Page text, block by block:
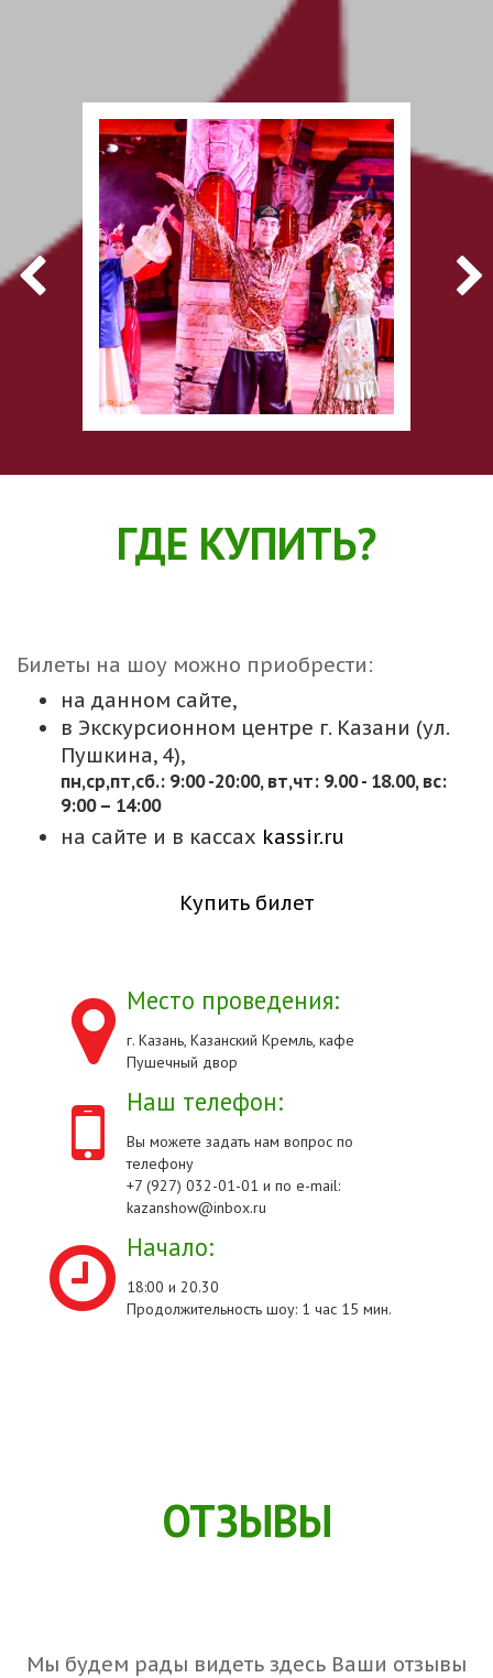
ГДЕ КУПИТЬ?
Билеты на шоу можно приобрести:
на данном сайте,
в Экскурсионном центре г. Казани (ул.
Пушкина, 4),
пн,cр,пт,сб.: 9:00 -20:00, вт,чт: 9.00 - 18.00, вс:
9:00 – 14:00
на сайте и в кассах kassir.ru
Купить билет
Место проведения:
г. Казань, Казанский Кремль, кафе
Пушечный двор
Наш телефон:
Вы можете задать нам вопрос по
телефону
+7 (927) 032-01-01 и по e-mail:
kazanshow@inbox.ru
Начало:
18:00 и 20.30
Продолжительность шоу: 1 час 15 мин.
ОТЗЫВЫ
Мы будем рады видеть здесь Ваши отзывы